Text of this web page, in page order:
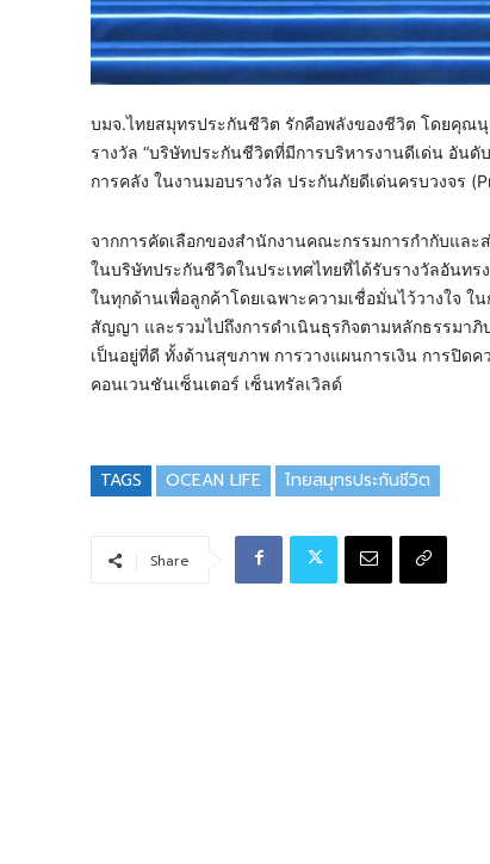
บมจ.ไทยสมุทรประกันชีวิต รักคือพลังของชีวิต โดยคุณ
รางวัล “บริษัทประกันชีวิตที่มีการบริหารงานดีเด่น อัน
การคลัง ในงานมอบรางวัล ประกันภัยดีเด่นครบวงจร
จากการคัดเลือกของสำนักงานคณะกรรมการกำกับแล
ในบริษัทประกันชีวิตในประเทศไทยที่ได้รับรางวัลอันท
ในทุกด้านเพื่อลูกค้าโดยเฉพาะความเชื่อมั่นไว้วางใจ ใ
สัญญา และรวมไปถึงการดำเนินธุรกิจตามหลักธรรมา
เป็นอยู่ที่ดี ทั้งด้านสุขภาพ การวางแผนการเงิน การปิด
คอนเวนชันเซ็นเตอร์ เซ็นทรัลเวิลด์
TAGS OCEAN LIFE ไทยสมุทรประกันชีวิต
Share